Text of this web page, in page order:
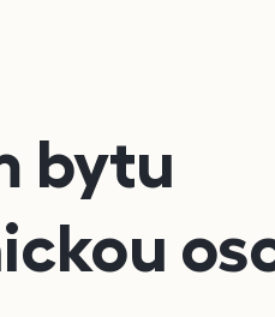
bytu